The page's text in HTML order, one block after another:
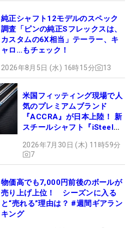
純正シャフト12モデルのスペック
調査「ピンの純正Sフレックスは、
カスタムの6X相当」テーラー、キ
ャロ…もチェック！
2026年8月5日 (水) 16時15分 13
米国フィッティング現場で人
気のプレミアムブランド
『ACCRA』が日本上陸！ 新
スチールシャフト『iSteel
2026年7月30日 (木) 11時59分
7
物価高でも7,000円前後のボールが
売り上げ上位！ シーズンに入る
と“売れる”理由は？ #週間ギアラン
キング